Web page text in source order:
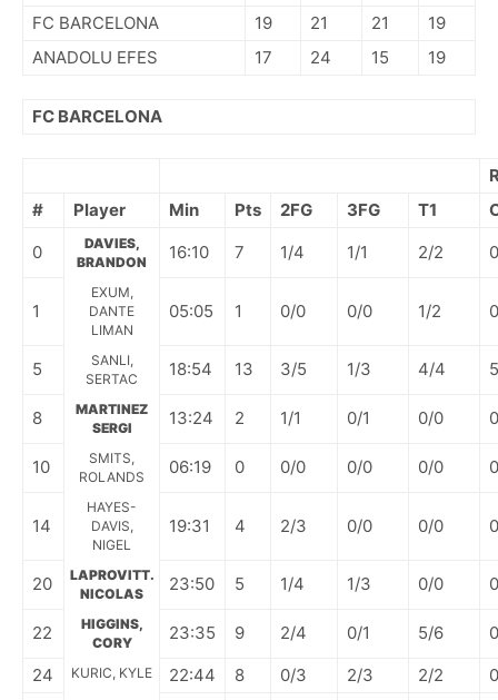
FC BARCELONA
19 21 21
19
ANADOLU EFES
17 24 15 19
FC BARCELONA
#
Player Min Pts 2FG 3FG T1
0
DAVIES,
BRANDON
16:10 7 1/4 1/1 2/2 0
1
EXUM,
DANTE
LIMAN
05:05 1 0/0 0/0 1/2 0
5
SANLI,
SERTAC
18:54 13 3/5 1/3 4/4 5
8
MARTINEZ
SERGI
13:24 2 1/1 0/1 0/0 0
10
SMITS,
ROLANDS
06:19 0 0/0 0/0 0/0 0
14
HAYES-
DAVIS,
NIGEL
19:31 4 2/3 0/0 0/0 0
20
LAPROVITT.
NICOLAS
23:50 5 1/4 1/3 0/0 0
22
HIGGINS,
CORY
23:35 9 2/4 0/1 5/6
0
24
KURIC, KYLE 22:44 8 0/3 2/3 2/2 0